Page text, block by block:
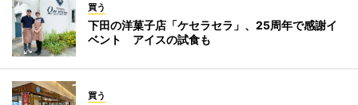
買う
下田の洋菓子店「ケセラセラ」、25周年で感謝イ
ベント アイスの試食も
買う